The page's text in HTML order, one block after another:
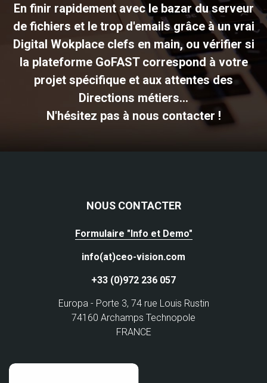
En finir rapidement avec le bazar du serveur
de fichiers et le trop d'emails grâce à un vrai
Digital Wokplace clefs en main, ou vérifier si
la plateforme GoFAST correspond à votre
projet spécifique et aux attentes des
Directions métiers...
N'hésitez pas à nous contacter !
NOUS CONTACTER
Formulaire "Info et Demo"
info(at)ceo-vision.com
+33 (0)972 236 057
Europa - Porte 3, 74 rue Louis Rustin
74160 Archamps Technopole
FRANCE